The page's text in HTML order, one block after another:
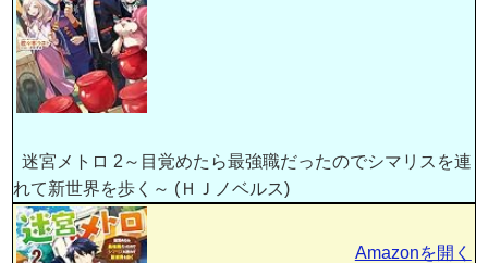
迷宮メトロ 2～目覚めたら最強職だったのでシマリスを連
れて新世界を歩く～ (ＨＪノベルス)
Amazonを開く